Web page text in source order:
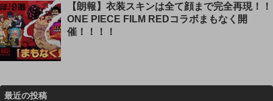
【朗報】衣装スキンは全て顔まで完全再現！！
ONE PIECE FILM REDコラボまもなく開
催！！！！
最近の投稿